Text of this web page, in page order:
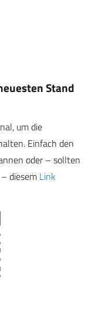
Stand
um die
Einfach den
oder – sollten
diesem Link